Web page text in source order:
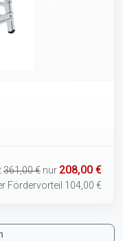
361,00 € nur 208,00 €
Fördervorteil 104,00 €